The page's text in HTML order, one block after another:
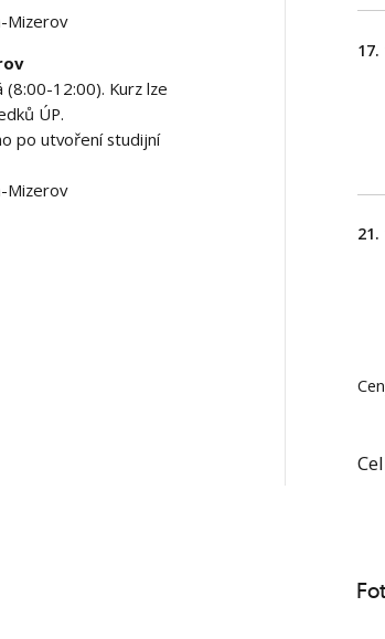
Mizerov
(8:00-12:00). Kurz lze
ÚP.
po utvoření studijní
Mizerov
17.
21.